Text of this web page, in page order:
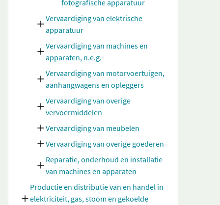
fotografische apparatuur
Vervaardiging van elektrische
apparatuur
Vervaardiging van machines en
apparaten, n.e.g.
Vervaardiging van motorvoertuigen,
aanhangwagens en opleggers
Vervaardiging van overige
vervoermiddelen
Vervaardiging van meubelen
Vervaardiging van overige goederen
Reparatie, onderhoud en installatie
van machines en apparaten
Productie en distributie van en handel in
elektriciteit, gas, stoom en gekoelde